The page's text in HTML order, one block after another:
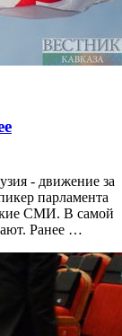
- движение за
парламента
СМИ. В самой
Ранее …